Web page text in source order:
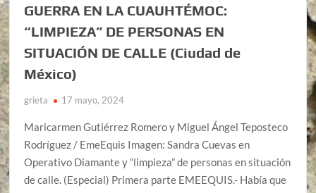
GUERRA EN LA CUAUHTÉMOC:
“LIMPIEZA” DE PERSONAS EN
SITUACIÓN DE CALLE (Ciudad de
México)
grieta 17 mayo, 2024
Maricarmen Gutiérrez Romero y Miguel Ángel Teposteco
Rodríguez / EmeEquis Imagen: Sandra Cuevas en
Operativo Diamante y “limpieza” de personas en situación
de calle. (Especial) Primera parte EMEEQUIS.- Había que